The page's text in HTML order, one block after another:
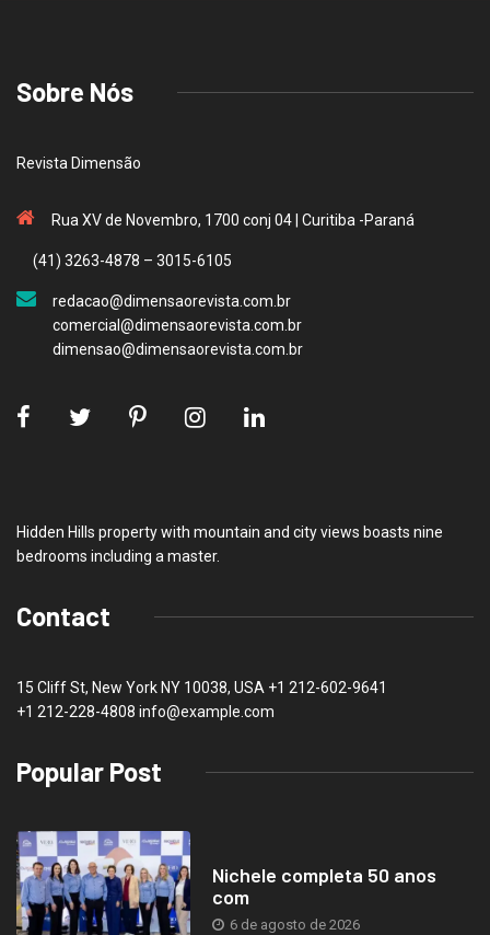
Sobre Nós
Revista Dimensão
Rua XV de Novembro, 1700 conj 04 | Curitiba -Paraná
(41) 3263-4878 – 3015-6105
redacao@dimensaorevista.com.br
comercial@dimensaorevista.com.br
dimensao@dimensaorevista.com.br
Hidden Hills property with mountain and city views boasts nine
bedrooms including a master.
Contact
15 Cliff St, New York NY 10038, USA +1 212-602-9641
+1 212-228-4808 info@example.com
Popular Post
Nichele completa 50 anos
com
6 de agosto de 2026